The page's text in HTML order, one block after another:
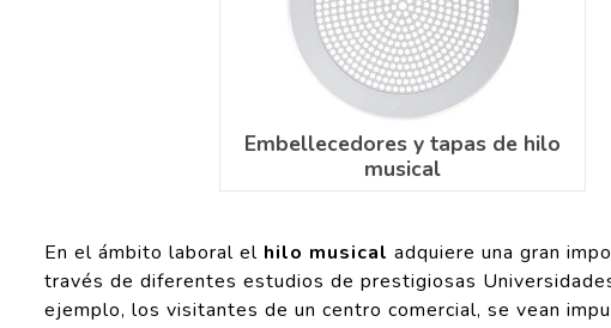
Embellecedores y tapas de hilo
musical
En el ámbito laboral el hilo musical adquiere una gran
través de diferentes estudios de prestigiosas
ejemplo, los visitantes de un centro comercial, se vean